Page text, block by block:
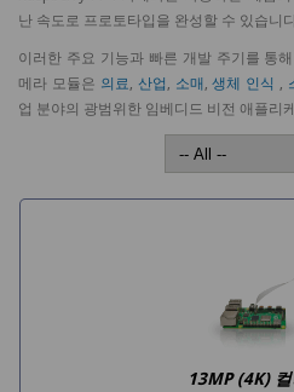
난 속도로 프로토타입을 완성할 수 있습니
이러한 주요 기능과 빠른 개발 주기를 통
메라 모듈은 의료, 산업 , 소매 ,생체 인식 ,
업 분야의 광범위한 임베디드 비전 애플리
13MP (4K)